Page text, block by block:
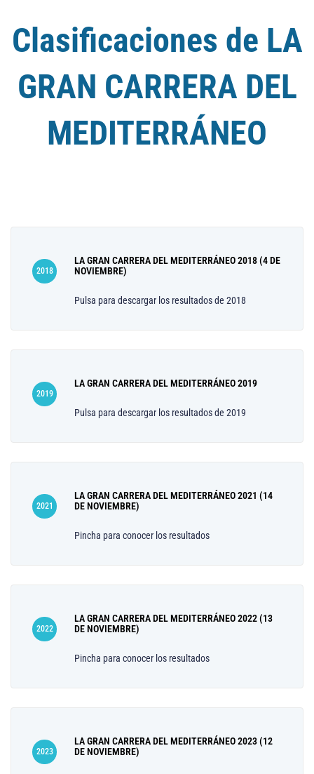
Clasificaciones de LA
GRAN CARRERA DEL
MEDITERRÁNEO
2018
LA GRAN CARRERA DEL MEDITERRÁNEO 2018 (4 DE
NOVIEMBRE)
Pulsa para descargar los resultados de 2018
2019
LA GRAN CARRERA DEL MEDITERRÁNEO 2019
Pulsa para descargar los resultados de 2019
2021
LA GRAN CARRERA DEL MEDITERRÁNEO 2021 (14
DE NOVIEMBRE)
Pincha para conocer los resultados
2022
LA GRAN CARRERA DEL MEDITERRÁNEO 2022 (13
DE NOVIEMBRE)
Pincha para conocer los resultados
2023
LA GRAN CARRERA DEL MEDITERRÁNEO 2023 (12
DE NOVIEMBRE)